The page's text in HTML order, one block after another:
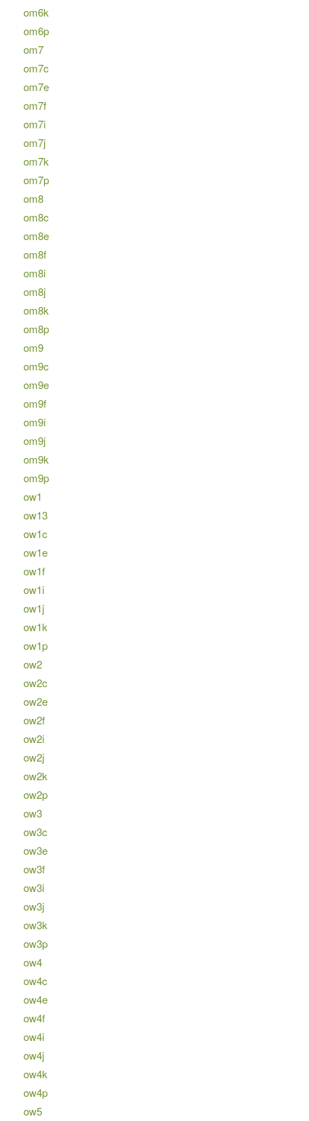
om6k
om6p
om7
om7c
om7e
om7f
om7i
om7j
om7k
om7p
om8
om8c
om8e
om8f
om8i
om8j
om8k
om8p
om9
om9c
om9e
om9f
om9i
om9j
om9k
om9p
ow1
ow13
ow1c
ow1e
ow1f
ow1i
ow1j
ow1k
ow1p
ow2
ow2c
ow2e
ow2f
ow2i
ow2j
ow2k
ow2p
ow3
ow3c
ow3e
ow3f
ow3i
ow3j
ow3k
ow3p
ow4
ow4c
ow4e
ow4f
ow4i
ow4j
ow4k
ow4p
ow5